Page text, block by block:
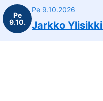
Pe
9.10.
Pe 9.10.2026
Jarkko